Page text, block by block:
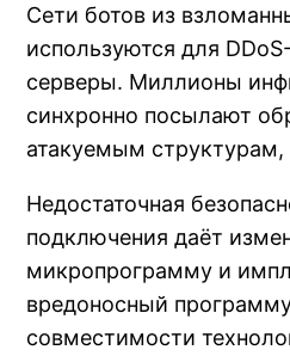
Сети ботов из
используются для
серверы. Миллионы
синхронно посылают
атакуемым структурам,
Недостаточная
подключения даёт
микропрограмму и
вредоносный
совместимости